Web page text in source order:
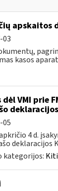
apskaitos
03
kasos
VMI prie
05
4 d.
deklaracijos
kategorijos: